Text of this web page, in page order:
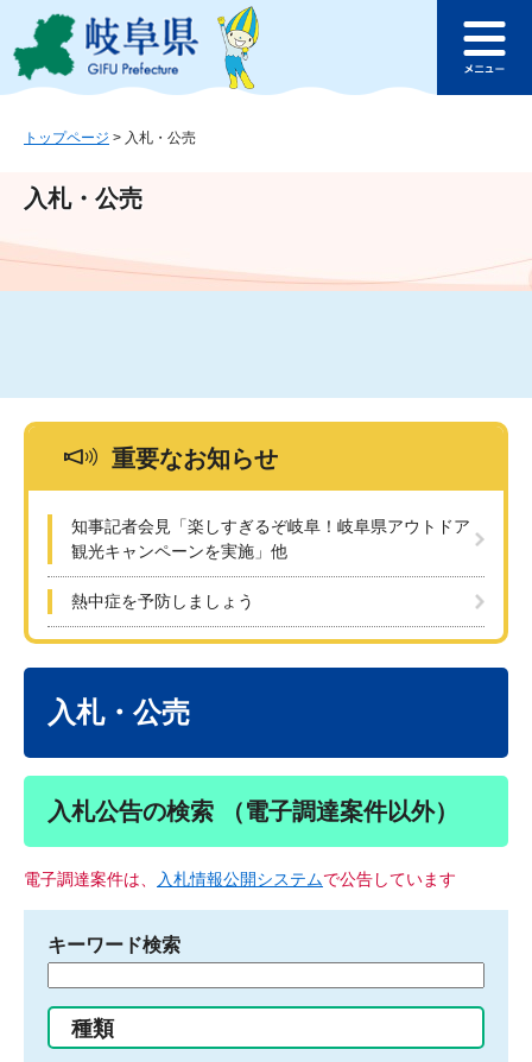
ジ
ュ
文
このページの本文へ
ュ
トップページ > 入札・公売
入札・公売
重要なお知らせ
知事記者会見「楽しすぎるぞ岐阜！岐阜県アウトドア
観光キャンペーンを実施」他
熱中症を予防しましょう
入札・公売
入札公告の検索 （電子調達案件以外）
電子調達案件は、 入札情報公開システムで公告しています
キーワード検索
る
種類